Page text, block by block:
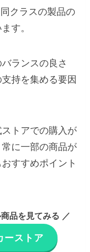
クラスの製品の
す。
ランスの良さ
持を集める要因
トアでの購入が
に一部の商品が
すすめポイント
品を見てみる ／
ーストア